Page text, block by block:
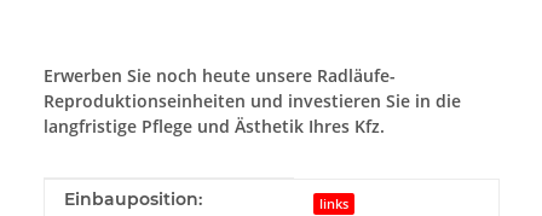
Erwerben Sie noch heute unsere Radläufe-
Reproduktionseinheiten und investieren Sie in die
langfristige Pflege und Ästhetik Ihres Kfz.
Produkteigenschaft
Wert
Einbauposition: links